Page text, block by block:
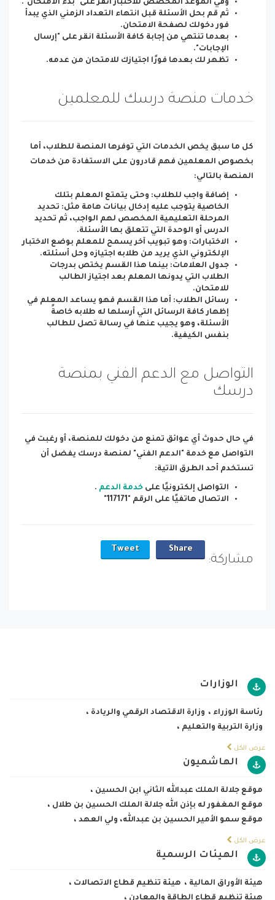
وفي الموعد المخصص للاختبار انقر على "بدء الامتحان".
ثم قم بحل الأسئلة قبل انتهاء التعداد الزمني الذي يبدأ
فور دخولك لصفحة الامتحان.
بعدما تنتهي من إجابة كافة الأسئلة انقر على "إرسال
الإجابات".
تظهر لك بعدها فورًا اجتيازك للامتحان من عدمه.
خدمات منصة درسك للمعلمين
كل ما سبق يخص الخدمات التي توفرها المنصة للطلاب، أما
بخصوص المعلمين فهم قادرون على الاستفادة من خدمات
المنصة بالتالي:
إضافة واجب للطلاب: وحتى يتمتع المعلم بتلك
الخاصية يتوجب عليه إدخال بيانات هامة مثل: تحديد
المرحلة التعليمية المخصص لهم الواجب، ثم تحديد
الدرس أو الوحدة التي تتعلق بها الأسئلة.
الاختبارات: وهو تبويب آخر يسمح للمعلم بوضع الاختبار
الإلكتروني الذي يريد من طلابه اجتيازه وحل أسئلته.
جدول العلامات: بينما هذا القسم يختص بدرجات
الطلاب التي يدونها المعلم بعد اجتياز الطالب
للامتحان.
رسائل الطلاب: أما هذا القسم فهو يساعد المعلم في
إظهار كافة الرسائل التي أرسلها له طلابه خاصةً
الأسئلة، وهو يجيب عنها في رسالة تصل للطالب
بنفس الكيفية.
التواصل مع الدعم الفني بمنصة
درسك
في حال حدوث أي عوائق تمنع من دخولك للمنصة، أو رغبت في
التواصل مع خدمة "الدعم الفني" لمنصة درسك يفضل أن
تستخدم أحد الطرق الآتية:
التواصل إلكترونيًا على خدمة الدعم .
الاتصال هاتفيًا على الرقم "117171"
مشاركة:
Share
Tweet
الوزارات
رئاسة الوزراء ، وزارة الاقتصاد الرقمي والريادة ،
وزارة التربية والتعليم ،
عرض الكل
الهاشميون
موقع جلالة الملك عبدالله الثاني ابن الحسين ،
موقع المغفور له بإذن الله جلالة الملك الحسين بن طلال ،
موقع سمو الأمير الحسين بن عبدالله، ولي العهد ،
عرض الكل
الهيئات الرسمية
هيئة الأوراق المالية ، هيئة تنظيم قطاع الاتصالات ،
هيئة تنظيم قطاع الطاقة والمعادن ،